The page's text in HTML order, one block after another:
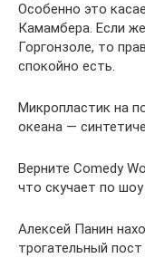
Особенно это
Камамбера. Если
Горгонзоле, то
спокойно есть.
Микропластик на
океана —
Верните Comedy
что скучает по шоу
Алексей Панин
трогательный